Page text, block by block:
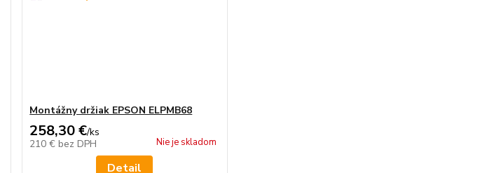
Montážny držiak EPSON ELPMB68
258,30 €/ks
210 € bez DPH Nie je skladom
Detail